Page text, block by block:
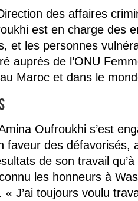
des affaires
est en charge des
et les personnes
auprès de l’ONU
Maroc et dans le
Oufroukhi s’est
faveur des défavorisés,
de son travail
les honneurs à
J’ai toujours voulu